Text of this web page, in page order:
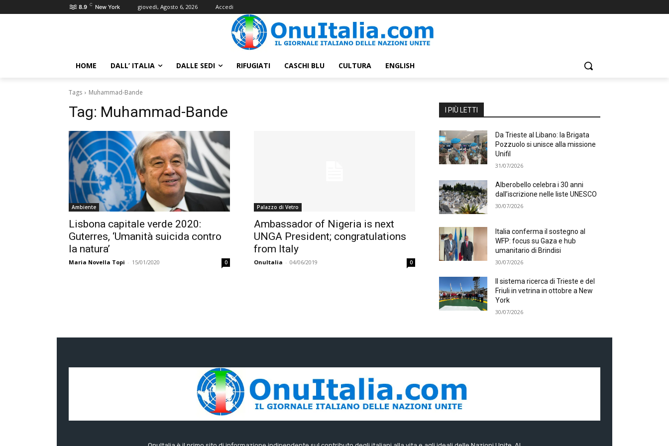
8.9 C New York giovedì, Agosto 6, 2026 Accedi
HOME DALL’ ITALIA DALLE SEDI RIFUGIATI CASCHI BLU CULTURA ENGLISH
Tags Muhammad-Bande
Tag: Muhammad-Bande
Ambiente
Lisbona capitale verde 2020:
Guterres, ‘Umanità suicida contro
la natura’
Maria Novella Topi - 15/01/2020 0
Palazzo di Vetro
Ambassador of Nigeria is next
UNGA President; congratulations
from Italy
OnuItalia - 04/06/2019 0
I PIÙ LETTI
Da Trieste al Libano: la Brigata
Pozzuolo si unisce alla missione
Unifil
31/07/2026
Alberobello celebra i 30 anni
dall’iscrizione nelle liste UNESCO
30/07/2026
Italia conferma il sostegno al
WFP: focus su Gaza e hub
umanitario di Brindisi
30/07/2026
Il sistema ricerca di Trieste e del
Friuli in vetrina in ottobre a New
York
30/07/2026